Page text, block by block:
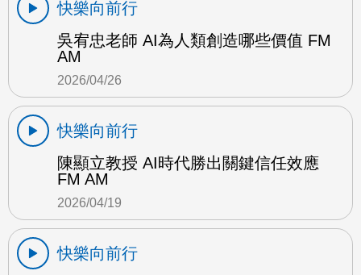
快樂向前行
吳宥忠老師 AI為人類創造哪些價值 FM
AM
2026/04/26
快樂向前行
陳顯立教授 AI時代勝出關鍵信任效應
FM AM
2026/04/19
快樂向前行